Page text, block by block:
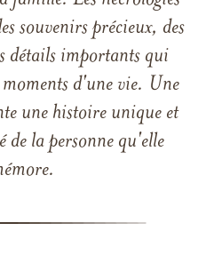
souvenirs précieux, des
détails importants qui
d'une vie. Une
une histoire unique et
de la personne qu'elle